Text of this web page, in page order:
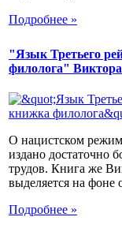
Подробнее »
"Язык Третьего
филолога"
О нацистском
издано достаточно
трудов. Книга же
выделяется на фоне
Подробнее »